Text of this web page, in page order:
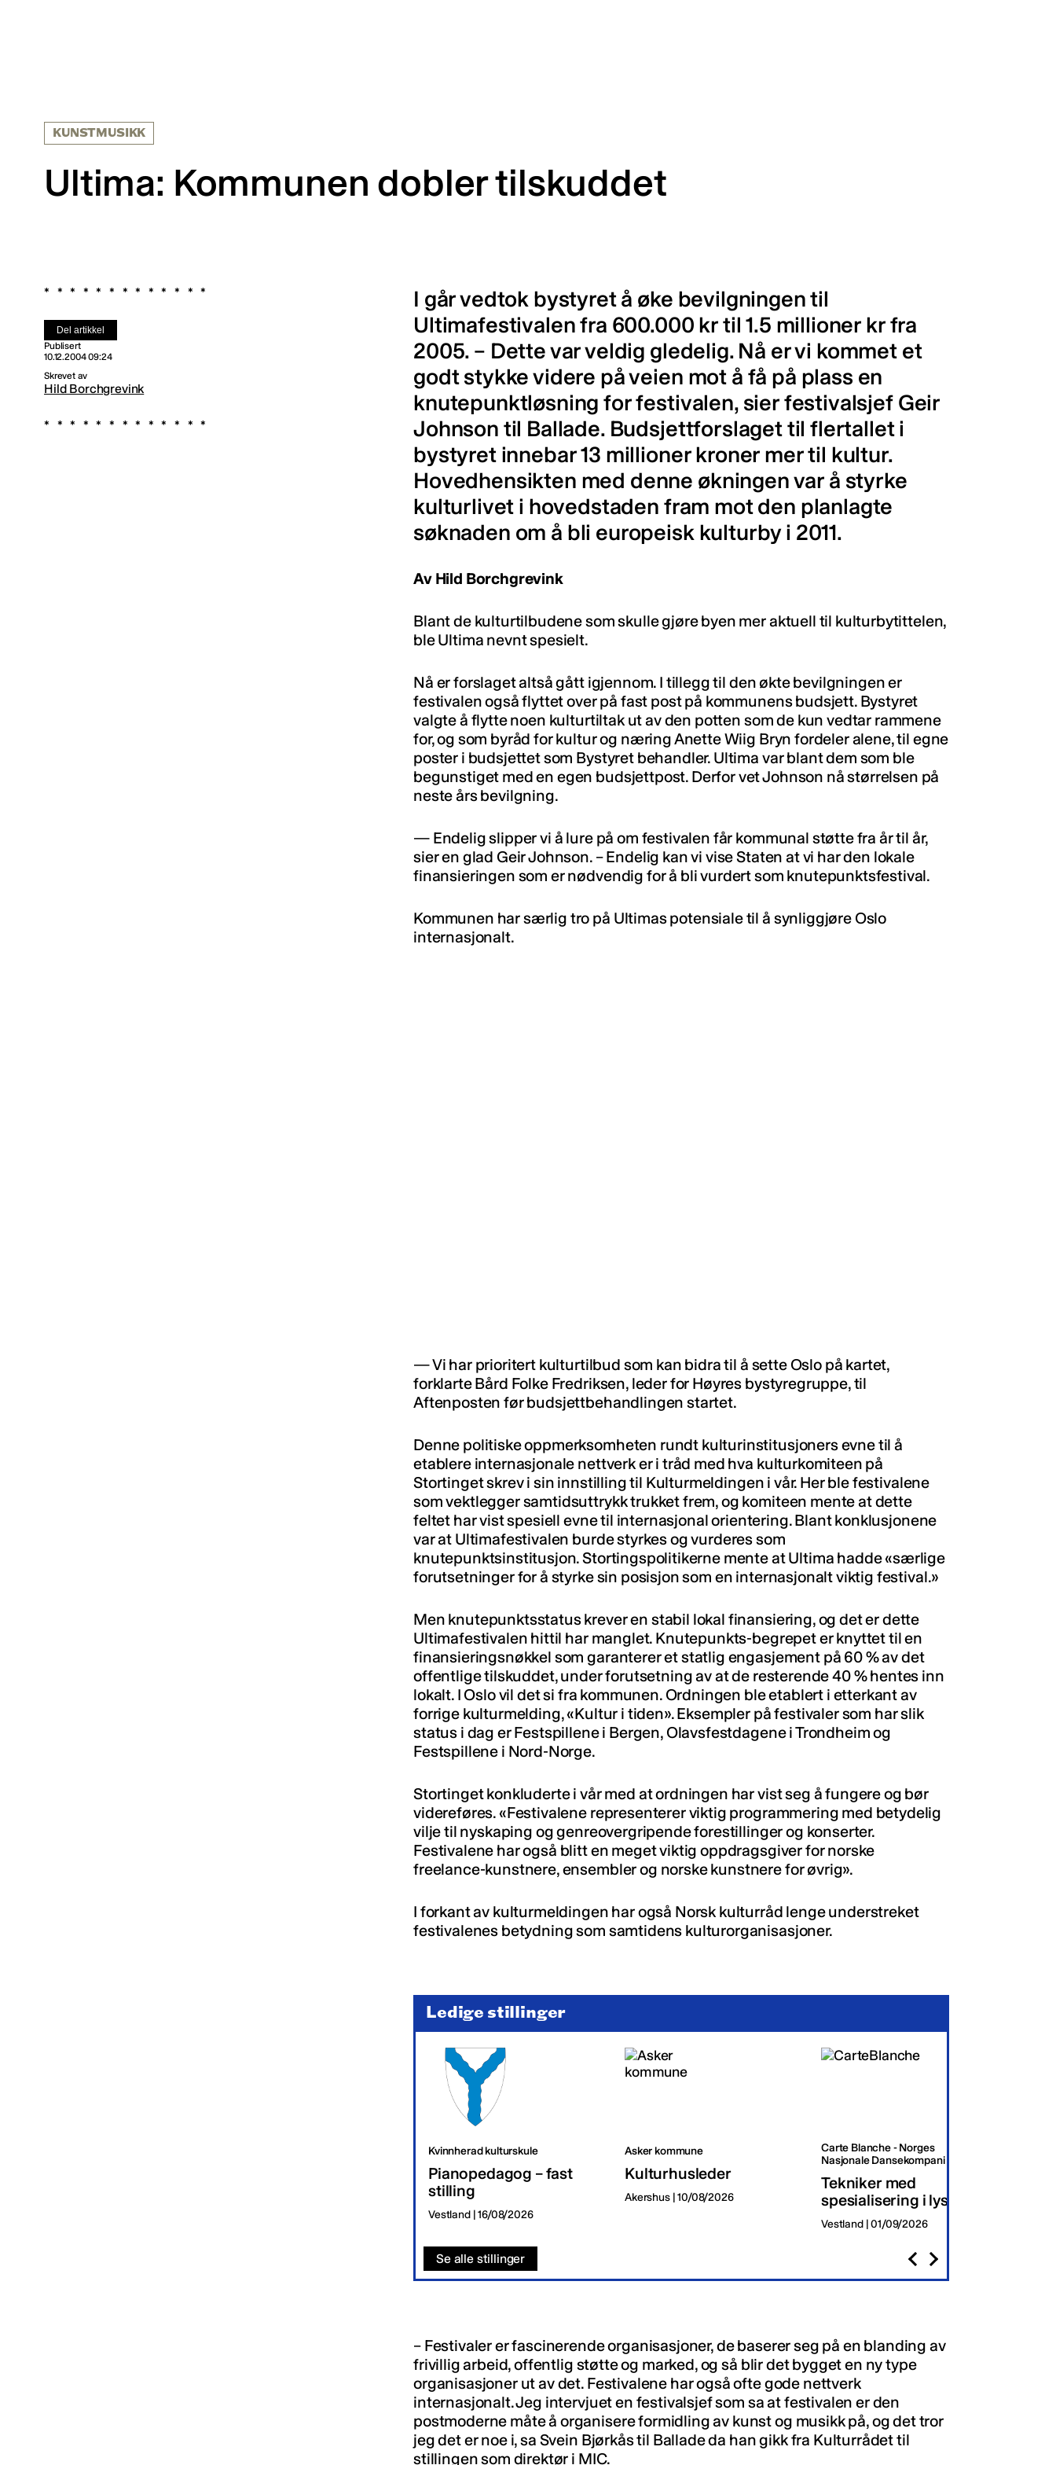
KUNSTMUSIKK
Ultima: Kommunen dobler tilskuddet
Del artikkel
Publisert
10.12.2004 09:24
Skrevet av
Hild Borchgrevink
I går vedtok bystyret å øke bevilgningen til
Ultimafestivalen fra 600.000 kr til 1.5 millioner kr fra
2005. – Dette var veldig gledelig. Nå er vi kommet et
godt stykke videre på veien mot å få på plass en
knutepunktløsning for festivalen, sier festivalsjef Geir
Johnson til Ballade. Budsjettforslaget til flertallet i
bystyret innebar 13 millioner kroner mer til kultur.
Hovedhensikten med denne økningen var å styrke
kulturlivet i hovedstaden fram mot den planlagte
søknaden om å bli europeisk kulturby i 2011.
Av Hild Borchgrevink
Blant de kulturtilbudene som skulle gjøre byen mer aktuell til kulturbytittelen,
ble Ultima nevnt spesielt.
Nå er forslaget altså gått igjennom. I tillegg til den økte bevilgningen er
festivalen også flyttet over på fast post på kommunens budsjett. Bystyret
valgte å flytte noen kulturtiltak ut av den potten som de kun vedtar rammene
for, og som byråd for kultur og næring Anette Wiig Bryn fordeler alene, til egne
poster i budsjettet som Bystyret behandler. Ultima var blant dem som ble
begunstiget med en egen budsjettpost. Derfor vet Johnson nå størrelsen på
neste års bevilgning.
— Endelig slipper vi å lure på om festivalen får kommunal støtte fra år til år,
sier en glad Geir Johnson. – Endelig kan vi vise Staten at vi har den lokale
finansieringen som er nødvendig for å bli vurdert som knutepunktsfestival.
Kommunen har særlig tro på Ultimas potensiale til å synliggjøre Oslo
internasjonalt.
— Vi har prioritert kulturtilbud som kan bidra til å sette Oslo på kartet,
forklarte Bård Folke Fredriksen, leder for Høyres bystyregruppe, til
Aftenposten før budsjettbehandlingen startet.
Denne politiske oppmerksomheten rundt kulturinstitusjoners evne til å
etablere internasjonale nettverk er i tråd med hva kulturkomiteen på
Stortinget skrev i sin innstilling til Kulturmeldingen i vår. Her ble festivalene
som vektlegger samtidsuttrykk trukket frem, og komiteen mente at dette
feltet har vist spesiell evne til internasjonal orientering. Blant konklusjonene
var at Ultimafestivalen burde styrkes og vurderes som
knutepunktsinstitusjon. Stortingspolitikerne mente at Ultima hadde «særlige
forutsetninger for å styrke sin posisjon som en internasjonalt viktig festival.»
Men knutepunktsstatus krever en stabil lokal finansiering, og det er dette
Ultimafestivalen hittil har manglet. Knutepunkts-begrepet er knyttet til en
finansieringsnøkkel som garanterer et statlig engasjement på 60 % av det
offentlige tilskuddet, under forutsetning av at de resterende 40 % hentes inn
lokalt. I Oslo vil det si fra kommunen. Ordningen ble etablert i etterkant av
forrige kulturmelding, «Kultur i tiden». Eksempler på festivaler som har slik
status i dag er Festspillene i Bergen, Olavsfestdagene i Trondheim og
Festspillene i Nord-Norge.
Stortinget konkluderte i vår med at ordningen har vist seg å fungere og bør
videreføres. «Festivalene representerer viktig programmering med betydelig
vilje til nyskaping og genreovergripende forestillinger og konserter.
Festivalene har også blitt en meget viktig oppdragsgiver for norske
freelance-kunstnere, ensembler og norske kunstnere for øvrig».
I forkant av kulturmeldingen har også Norsk kulturråd lenge understreket
festivalenes betydning som samtidens kulturorganisasjoner.
Ledige stillinger
Kvinnherad kulturskule
Pianopedagog – fast
stilling
Vestland | 16/08/2026
Asker kommune
Kulturhusleder
Akershus | 10/08/2026
Carte Blanche - Norges
Nasjonale Dansekompani
Tekniker med
spesialisering i lys
Vestland | 01/09/2026
Se alle stillinger
– Festivaler er fascinerende organisasjoner, de baserer seg på en blanding av
frivillig arbeid, offentlig støtte og marked, og så blir det bygget en ny type
organisasjoner ut av det. Festivalene har også ofte gode nettverk
internasjonalt. Jeg intervjuet en festivalsjef som sa at festivalen er den
postmoderne måte å organisere formidling av kunst og musikk på, og det tror
jeg det er noe i, sa Svein Bjørkås til Ballade da han gikk fra Kulturrådet til
stillingen som direktør i MIC.